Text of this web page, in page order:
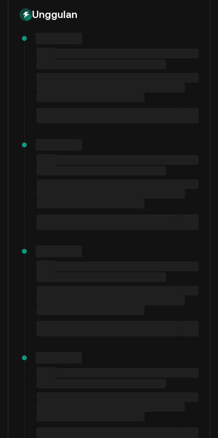
Unggulan